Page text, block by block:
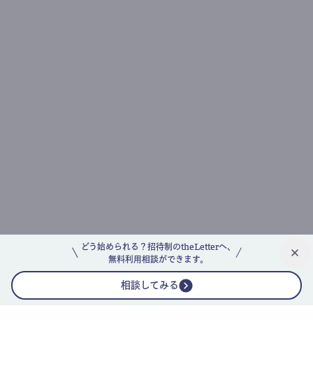
どう始められる？招待制のtheLetterへ、
無料利用相談ができます。
相談してみる